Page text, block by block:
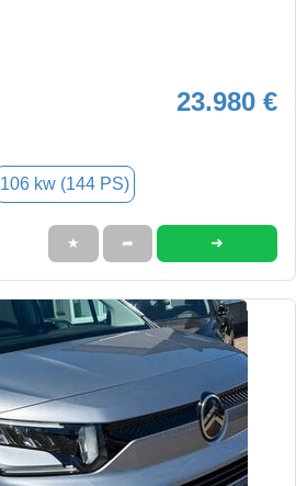
23.980 €
106 kw (144 PS)
★ ➦ ➜